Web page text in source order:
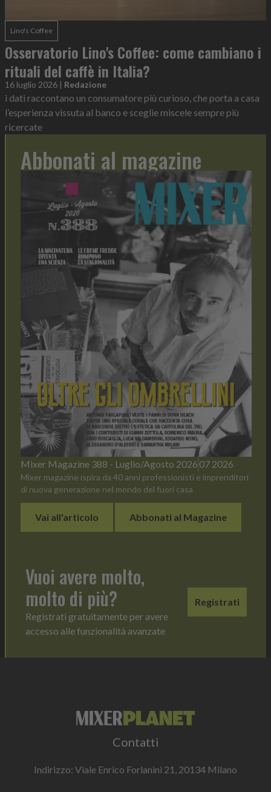
Lino's Coffee
Osservatorio Lino's Coffee: come cambiano i
rituali del caffè in Italia?
16 luglio 2026 | Redazione
i dati raccontano un consumatore più curioso, che porta a casa
l’esperienza vissuta al banco e sceglie miscele sempre più
ricercate
Abbonati al magazine
Mixer Magazine 388 - Luglio/Agosto 2026 07 2026
Mixer magazine ispira da 40 anni professionisti e imprenditori
di nuova generazione nel mondo del fuori casa
Vai all'articolo Abbonati al Magazine
Vuoi avere molto,
molto di più?
Registrati gratuitamente per avere
accesso alle funzionalità avanzate
Registrati
Contatti
Indirizzo: Viale Enrico Forlanini 21, 20134 Milano